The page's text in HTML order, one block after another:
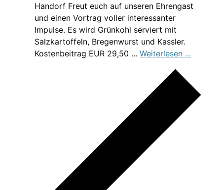
Handorf Freut euch auf unseren Ehrengast
und einen Vortrag voller interessanter
Impulse. Es wird Grünkohl serviert mit
Salzkartoffeln, Bregenwurst und Kassler.
Kostenbeitrag EUR 29,50 ... Weiterlesen ...